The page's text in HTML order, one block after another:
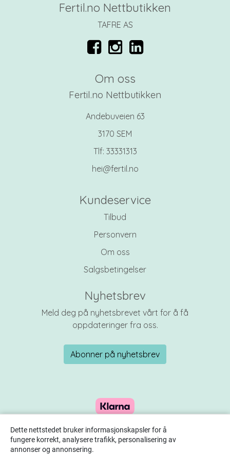
Fertil.no Nettbutikken
TAFRE AS
Om oss
Fertil.no Nettbutikken
Andebuveien 63
3170 SEM
Tlf: 33331313
hei@fertil.no
Kundeservice
Tilbud
Personvern
Om oss
Salgsbetingelser
Nyhetsbrev
Meld deg på nyhetsbrevet vårt for å få
oppdateringer fra oss.
Abonner på nyhetsbrev
Dette nettstedet bruker informasjonskapsler for å
fungere korrekt, analysere trafikk, personalisering av
annonser og annonsering.